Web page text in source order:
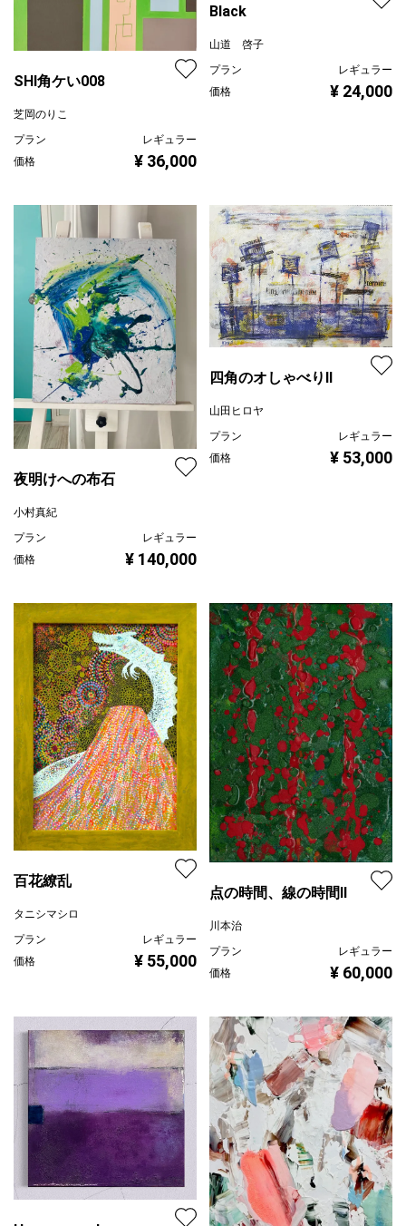
SHI角ケい008
芝岡のりこ
プラン
レギュラー
価格
¥ 36,000
Black
山道 啓子
プラン
レギュラー
価格
¥ 24,000
夜明けへの布石
小村真紀
プラン
レギュラー
価格
¥ 140,000
四角のオしゃべりⅡ
山田ヒロヤ
プラン
レギュラー
価格
¥ 53,000
百花繚乱
タニシマシロ
プラン
レギュラー
価格
¥ 55,000
点の時間、線の時間Ⅱ
川本治
プラン
レギュラー
価格
¥ 60,000